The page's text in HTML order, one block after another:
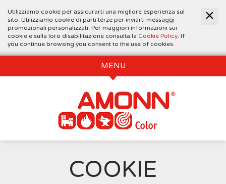
Utilizziamo cookie per assicurarti una migliore esperienza sul
sito. Utilizziamo cookie di parti terze per inviarti messaggi
promozionali personalizzati. Per maggiori informazioni sui
cookie e sulla loro disabilitazione consulta la Cookie Policy. If
you continue browsing you consent to the use of cookies.
MENU
COOKIE